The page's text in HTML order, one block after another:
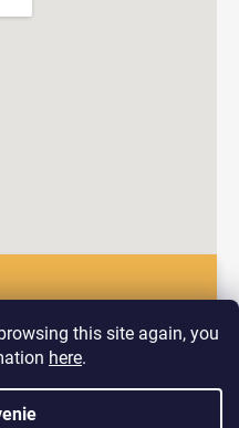
this site again, you
here.
to, čo hľadáte nás
Shoptet